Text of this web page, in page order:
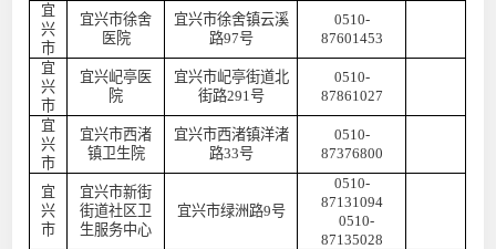
宜
兴
市
宜兴市徐舍
医院
宜兴市徐舍镇云溪
路97号
0510-
87601453
宜
兴
市
宜兴屺亭医
院
宜兴市屺亭街道北
街路291号
0510-
87861027
宜
兴
市
宜兴市西渚
镇卫生院
宜兴市西渚镇洋渚
路33号
0510-
87376800
宜
兴
市
宜兴市新街
街道社区卫
生服务中心
宜兴市绿洲路9号
0510-
87131094
0510-
87135028